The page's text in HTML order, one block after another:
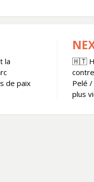
la
de paix
🇭🇹
Pelé /
plus